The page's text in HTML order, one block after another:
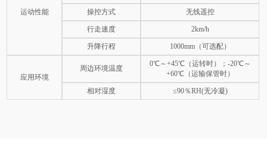
运动性能 操控方式 无线遥控
行走速度 2km/h
升降行程 1000mm（可选配）
应用环境
周边环境温度
0℃～+45℃（运转时）；-20℃～
+60℃（运输保管时）
相对湿度 ≤90％RH(无冷凝)